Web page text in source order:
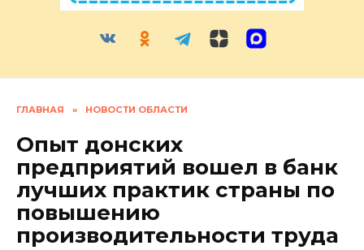
ГЛАВНАЯ » НОВОСТИ ОБЛАСТИ
Опыт донских
предприятий вошел в банк
лучших практик страны по
повышению
производительности труда